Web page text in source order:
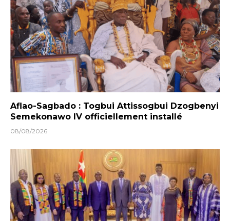
Aflao-Sagbado : Togbui Attissogbui Dzogbenyi
Semekonawo IV officiellement installé
08/08/2026